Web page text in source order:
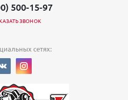
500-15-97
ЗВОНОК
сетях: